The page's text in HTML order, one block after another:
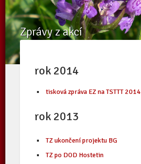
Zprávy z akcí
rok 2014
tisková zpráva EZ na TSTTT 2014
rok 2013
TZ ukončení projektu BG
TZ po DOD Hostetin